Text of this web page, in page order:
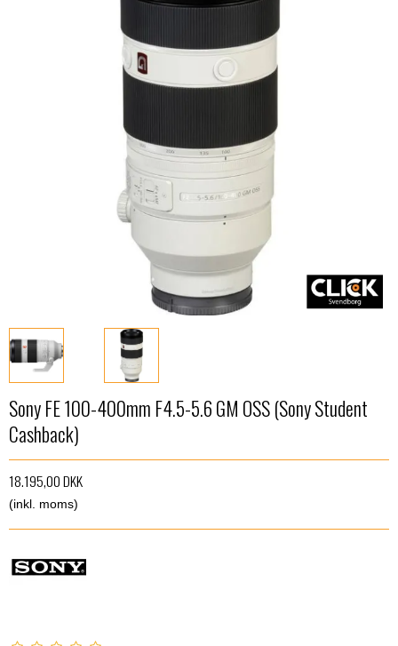
Sony FE 100-400mm F4.5-5.6 GM OSS (Sony Student
Cashback)
18.195,00 DKK
(inkl. moms)